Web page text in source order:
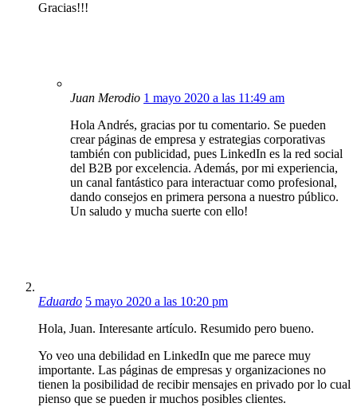
Gracias!!!
Juan Merodio 1 mayo 2020 a las 11:49 am
Hola Andrés, gracias por tu comentario. Se pueden
crear páginas de empresa y estrategias corporativas
también con publicidad, pues LinkedIn es la red social
del B2B por excelencia. Además, por mi experiencia,
un canal fantástico para interactuar como profesional,
dando consejos en primera persona a nuestro público.
Un saludo y mucha suerte con ello!
Eduardo 5 mayo 2020 a las 10:20 pm
Hola, Juan. Interesante artículo. Resumido pero bueno.
Yo veo una debilidad en LinkedIn que me parece muy
importante. Las páginas de empresas y organizaciones no
tienen la posibilidad de recibir mensajes en privado por lo cual
pienso que se pueden ir muchos posibles clientes.